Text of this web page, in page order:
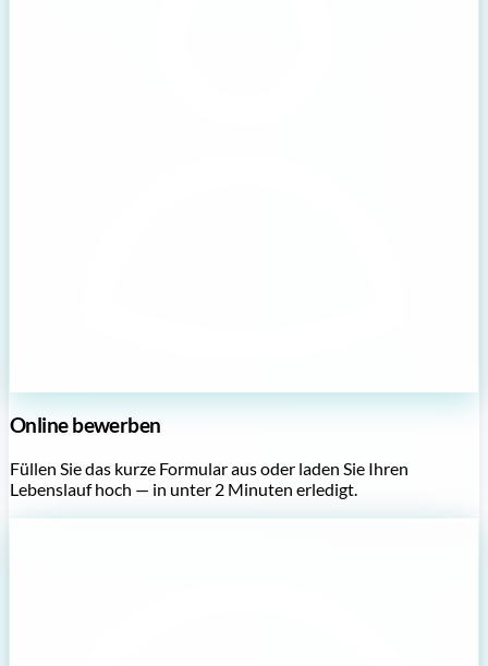
Online bewerben
Füllen Sie das kurze Formular aus oder laden Sie Ihren
Lebenslauf hoch — in unter 2 Minuten erledigt.